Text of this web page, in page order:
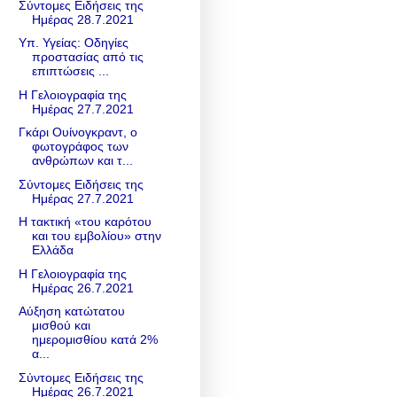
Σύντομες Ειδήσεις της
Ημέρας 28.7.2021
Υπ. Υγείας: Οδηγίες
προστασίας από τις
επιπτώσεις ...
Η Γελοιογραφία της
Ημέρας 27.7.2021
Γκάρι Ουίνογκραντ, ο
φωτογράφος των
ανθρώπων και τ...
Σύντομες Ειδήσεις της
Ημέρας 27.7.2021
Η τακτική «του καρότου
και του εμβολίου» στην
Eλλάδα
Η Γελοιογραφία της
Ημέρας 26.7.2021
Αύξηση κατώτατου
μισθού και
ημερομισθίου κατά 2%
α...
Σύντομες Ειδήσεις της
Ημέρας 26.7.2021